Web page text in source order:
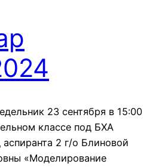
23 сентября в 15:00
классе под БХА
2 г/о Блиновой
«Моделирование